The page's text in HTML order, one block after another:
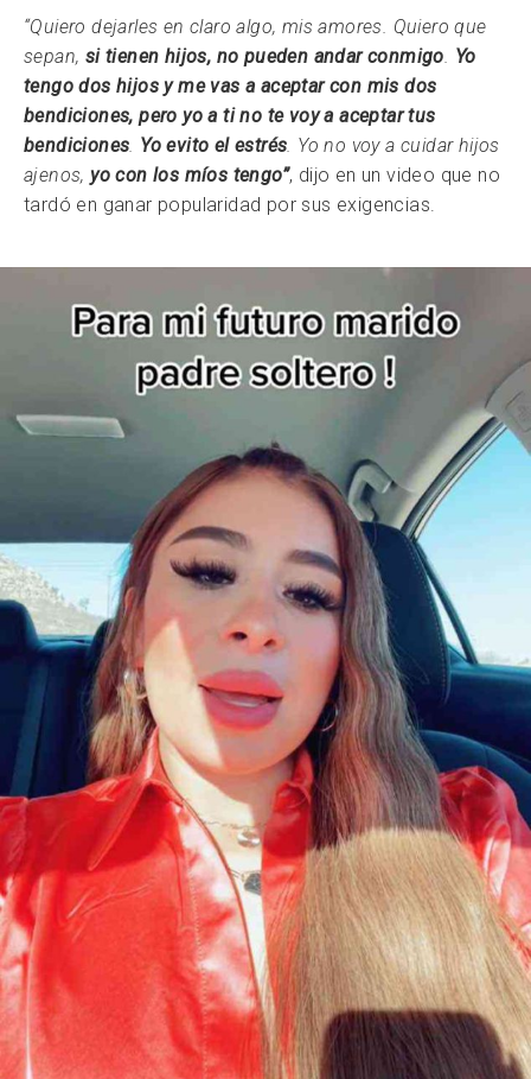
“Quiero dejarles en claro algo, mis amores. Quiero que
sepan, si tienen hijos, no pueden andar conmigo. Yo
tengo dos hijos y me vas a aceptar con mis dos
bendiciones, pero yo a ti no te voy a aceptar tus
bendiciones. Yo evito el estrés. Yo no voy a cuidar hijos
ajenos, yo con los míos tengo”, dijo en un video que no
tardó en ganar popularidad por sus exigencias.